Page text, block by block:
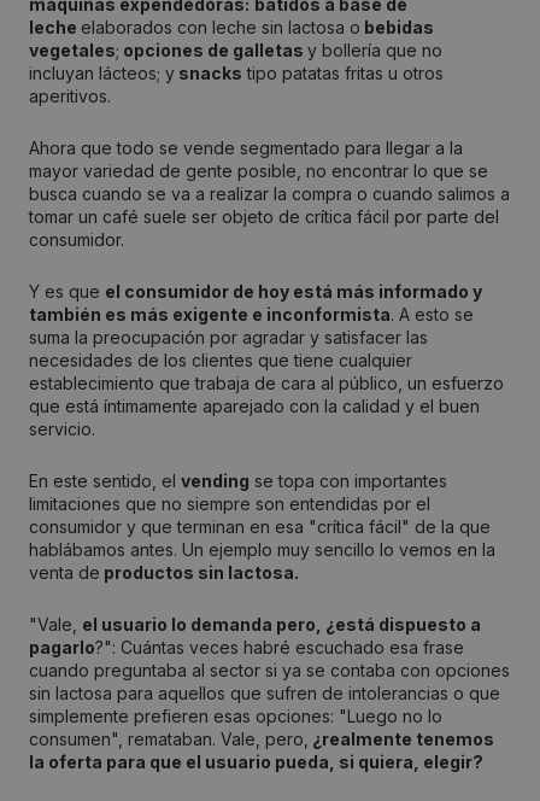
máquinas expendedoras: batidos a base de
leche elaborados con leche sin lactosa o bebidas
vegetales; opciones de galletas y bollería que no
incluyan lácteos; y snacks tipo patatas fritas u otros
aperitivos.
Ahora que todo se vende segmentado para llegar a la
mayor variedad de gente posible, no encontrar lo que se
busca cuando se va a realizar la compra o cuando salimos a
tomar un café suele ser objeto de crítica fácil por parte del
consumidor.
Y es que el consumidor de hoy está más informado y
también es más exigente e inconformista. A esto se
suma la preocupación por agradar y satisfacer las
necesidades de los clientes que tiene cualquier
establecimiento que trabaja de cara al público, un esfuerzo
que está íntimamente aparejado con la calidad y el buen
servicio.
En este sentido, el vending se topa con importantes
limitaciones que no siempre son entendidas por el
consumidor y que terminan en esa "crítica fácil" de la que
hablábamos antes. Un ejemplo muy sencillo lo vemos en la
venta de productos sin lactosa.
"Vale, el usuario lo demanda pero, ¿está dispuesto a
pagarlo?": Cuántas veces habré escuchado esa frase
cuando preguntaba al sector si ya se contaba con opciones
sin lactosa para aquellos que sufren de intolerancias o que
simplemente prefieren esas opciones: "Luego no lo
consumen", remataban. Vale, pero, ¿realmente tenemos
la oferta para que el usuario pueda, si quiera, elegir?